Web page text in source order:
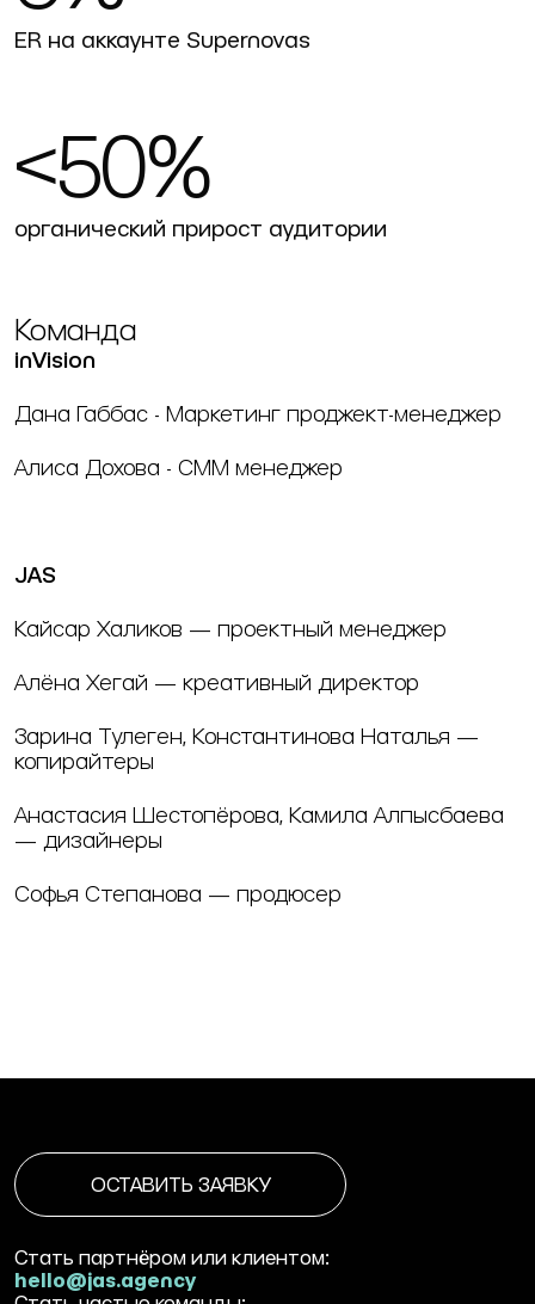
ER на аккаунте Supernovas
<50%
органический прирост аудитории
Команда
inVision
Дана Габбас - Маркетинг проджект-менеджер
Алиса Дохова - СММ менеджер
JAS
Кайсар Халиков — проектный менеджер
Алёна Хегай — креативный директор
Зарина Тулеген, Константинова Наталья —
копирайтеры
Анастасия Шестопёрова, Камила Алпысбаева
— дизайнеры
Софья Степанова — продюсер
ОСТАВИТЬ ЗАЯВКУ
Стать партнёром или клиентом:
hello@jas.agency